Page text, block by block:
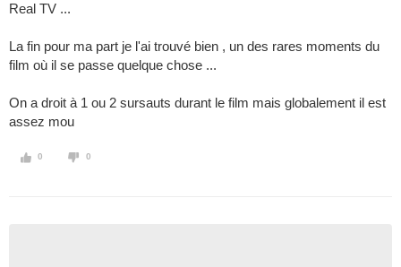
Real TV ...
La fin pour ma part je l'ai trouvé bien , un des rares moments du
film où il se passe quelque chose ...
On a droit à 1 ou 2 sursauts durant le film mais globalement il est
assez mou
0 0